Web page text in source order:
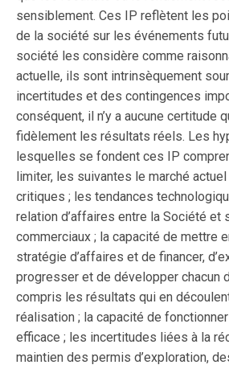
sensiblement. Ces IP reflètent les
de la société sur les événements
société les considère comme
actuelle, ils sont intrinsèquement
incertitudes et des contingences
conséquent, il n’y a aucune certitude
fidèlement les résultats réels. Les
lesquelles se fondent ces IP
limiter, les suivantes le marché
critiques ; les tendances
relation d’affaires entre la Société et
commerciaux ; la capacité de mettre
stratégie d’affaires et de financer,
progresser et de développer chacun
compris les résultats qui en
réalisation ; la capacité de
efficace ; les incertitudes liées à la
maintien des permis d’exploration,